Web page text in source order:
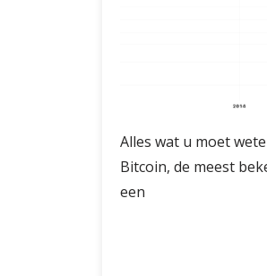
Alles wat u moet
Bitcoin, de meest
een